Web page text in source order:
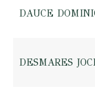
DAUCE
DESMARES